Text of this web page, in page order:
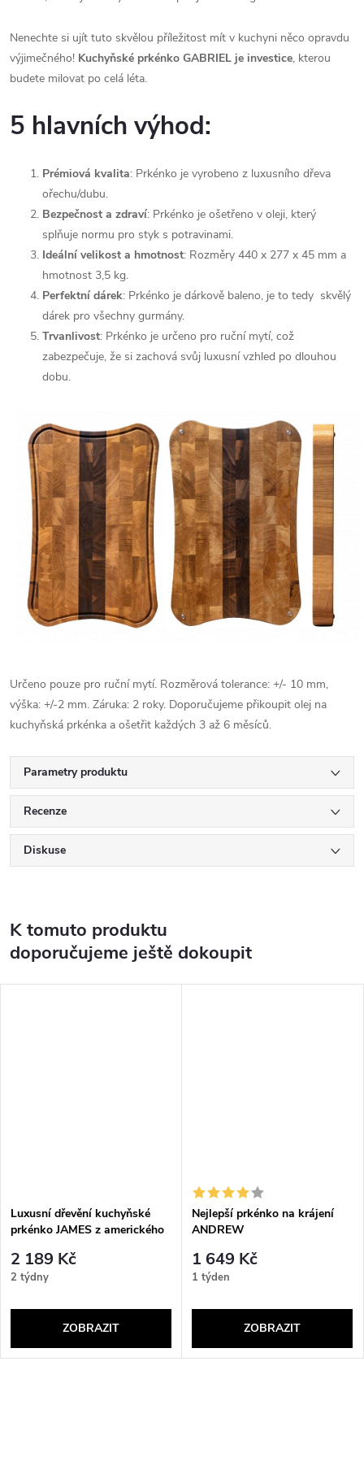
Nenechte si ujít tuto skvělou příležitost mít v kuchyni něco opravdu
výjimečného! Kuchyňské prkénko GABRIEL je investice, kterou
budete milovat po celá léta.
5 hlavních výhod:
Prémiová kvalita: Prkénko je vyrobeno z luxusního dřeva
ořechu/dubu.
Bezpečnost a zdraví: Prkénko je ošetřeno v oleji, který
splňuje normu pro styk s potravinami.
Ideální velikost a hmotnost: Rozměry 440 x 277 x 45 mm a
hmotnost 3,5 kg.
Perfektní dárek: Prkénko je dárkově baleno, je to tedy skvělý
dárek pro všechny gurmány.
Trvanlivost: Prkénko je určeno pro ruční mytí, což
zabezpečuje, že si zachová svůj luxusní vzhled po dlouhou
dobu.
Určeno pouze pro ruční mytí. Rozměrová tolerance: +/- 10 mm,
výška: +/-2 mm. Záruka: 2 roky. Doporučujeme přikoupit olej na
kuchyňská prkénka a ošetřit každých 3 až 6 měsíců.
Parametry produktu
Recenze
Diskuse
K tomuto produktu
doporučujeme ještě dokoupit
Luxusní dřevění kuchyňské
prkénko JAMES z amerického
2 189 Kč
2 týdny
ZOBRAZIT
Nejlepší prkénko na krájení
ANDREW
1 649 Kč
1 týden
ZOBRAZIT